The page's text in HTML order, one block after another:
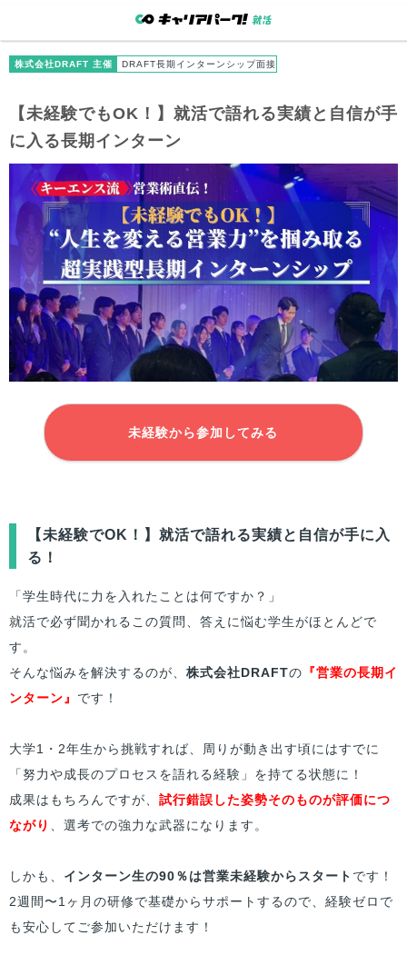
株式会社DRAFT 主催 DRAFT長期インターンシップ面接
【未経験でもOK！】就活で語れる実績と自信が手
に入る長期インターン
未経験から参加してみる
【未経験でOK！】就活で語れる実績と自信が手に入
る！
「学生時代に力を入れたことは何ですか？」
就活で必ず聞かれるこの質問、答えに悩む学生がほとんどで
す。
そんな悩みを解決するのが、 株式会社DRAFTの 『営業の長期イ
ンターン』 です！
大学1・2年生から挑戦すれば、周りが動き出す頃にはすでに
「努力や成長のプロセスを語れる経験」を持てる状態に！
成果はもちろんですが、 試行錯誤した姿勢そのものが評価につ
ながり 、選考での強力な武器になります。
しかも、 インターン生の90％は営業未経験からスタート です！
2週間〜1ヶ月の研修で基礎からサポートするので、経験ゼロで
も安心してご参加いただけます！